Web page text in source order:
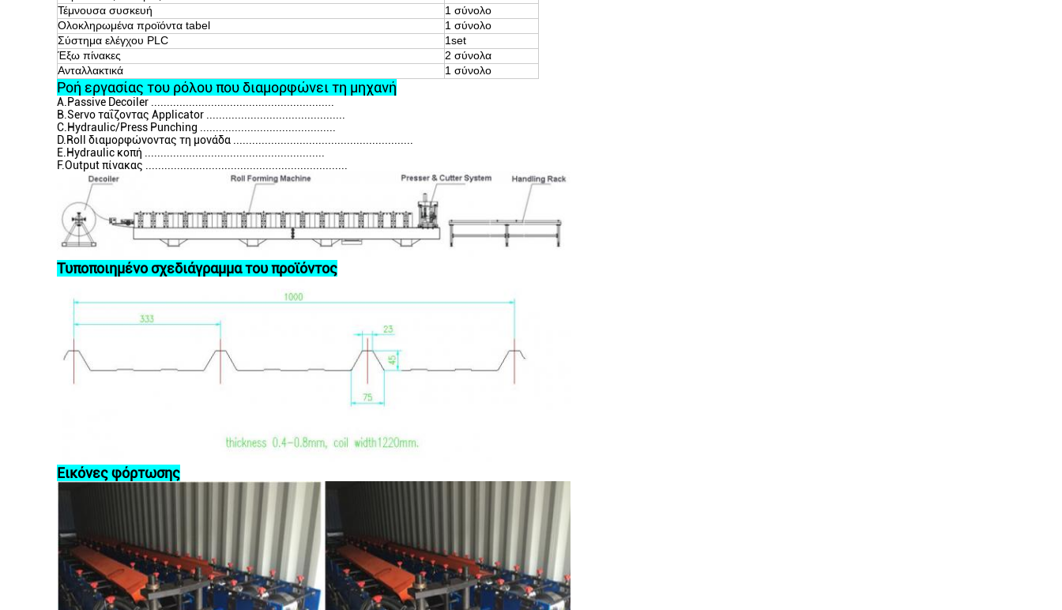
Τέμνουσα συσκευή
1 σύνολο
Ολοκληρωμένα προϊόντα tabel
1 σύνολο
Σύστημα ελέγχου PLC
1set
Έξω πίνακες
2 σύνολα
Ανταλλακτικά
1 σύνολο
Ροή εργασίας του ρόλου που διαμορφώνει τη μηχανή
A.Passive Decoiler ..........................................................
B.Servo ταΐζοντας Applicator ............................................
C.Hydraulic/Press Punching ...........................................
D.Roll διαμορφώνοντας τη μονάδα .........................................................
E.Hydraulic κοπή .........................................................
F.Output πίνακας ................................................................
Τυποποιημένο σχεδιάγραμμα του προϊόντος
Εικόνες φόρτωσης